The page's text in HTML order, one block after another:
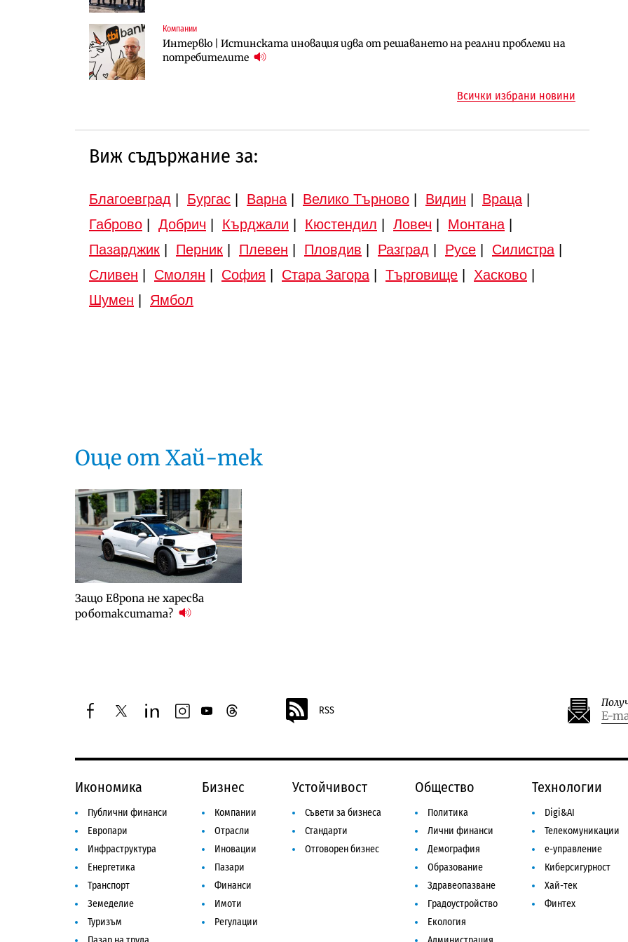
Компании
Интервю | Истинската иновация идва от решаването на реални проблеми на
потребителите
Инфраструктура
АПИ възложи промяната на парцеларния план за магистралата Русе – Велико
Търново
Инфраструктура
Вторият мост над Варненското езеро става част от бъдещата магистрала
„Черно море“
Всички избрани новини
Виж съдържание за:
Благоевград Бургас Варна Велико Търново Видин Враца
Габрово
Добрич Кърджали Кюстендил Ловеч Монтана
Пазарджик
Перник Плевен Пловдив Разград Русе Силистра
Сливен
Смолян София Стара Загора Търговище Хасково
Шумен
Ямбол
Още от Хай-тек
Защо Европа не харесва
роботакситата?
facebooktwitterlinkedininstagram
youtubethreads RSS
Икономика
Публични финанси
Европари
Инфраструктура
Енергетика
Транспорт
Земеделие
Туризъм
Бизнес
Компании
Отрасли
Иновации
Пазари
Финанси
Имоти
Регулации
Устойчивост
Съвети за бизнеса
Стандарти
Отговорен бизнес
Общество
Политика
Лични финанси
Демография
Образование
Здравеопазване
Градоустройство
Екология
Технологии
Digi&AI
Телекомуникации
е-управление
Киберсигурност
Хай-тек
Финтех